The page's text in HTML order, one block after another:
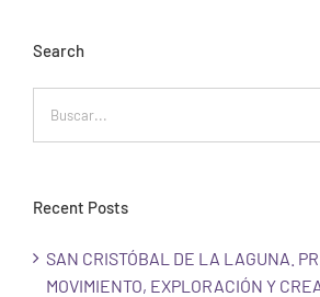
Search
Recent Posts
SAN CRISTÓBAL DE LA LAGUNA.
MOVIMIENTO, EXPLORACIÓN Y